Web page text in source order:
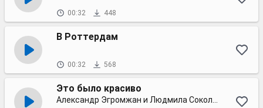
00:32 448
В Роттердам
00:32 568
Это было красиво